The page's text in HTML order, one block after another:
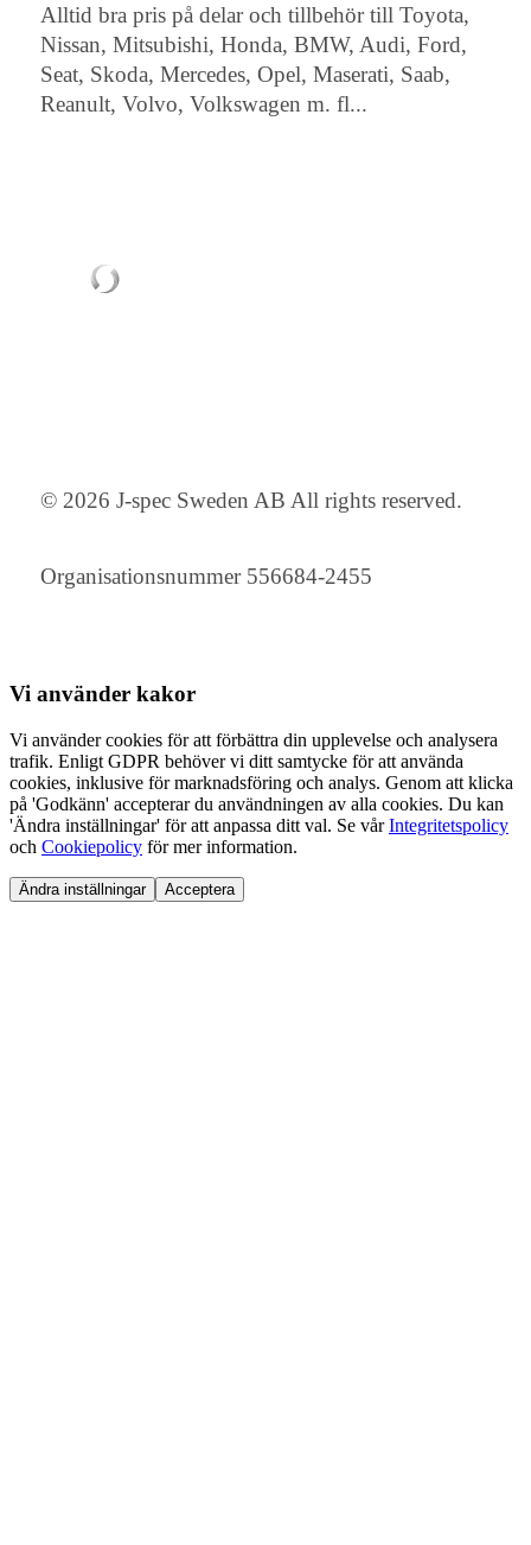
Alltid bra pris på delar och tillbehör till Toyota,
Nissan, Mitsubishi, Honda, BMW, Audi, Ford,
Seat, Skoda, Mercedes, Opel, Maserati, Saab,
Reanult, Volvo, Volkswagen m. fl...
© 2026 J-spec Sweden AB All rights reserved.
Organisationsnummer 556684-2455
Vi använder kakor
Vi använder cookies för att förbättra din upplevelse och analysera
trafik. Enligt GDPR behöver vi ditt samtycke för att använda
cookies, inklusive för marknadsföring och analys. Genom att klicka
på 'Godkänn' accepterar du användningen av alla cookies. Du kan
'Ändra inställningar' för att anpassa ditt val. Se vårIntegritetspolicy
och Cookiepolicy för mer information.
Ändra inställningar Acceptera